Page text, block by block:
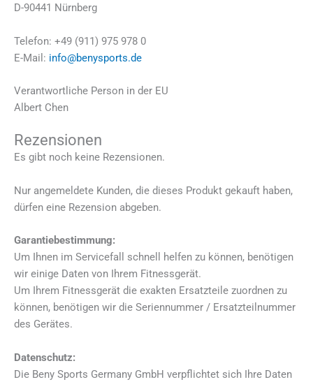
D-90441 Nürnberg
Telefon: +49 (911) 975 978 0
E-Mail: info@benysports.de
Verantwortliche Person in der EU
Albert Chen
Rezensionen
Es gibt noch keine Rezensionen.
Nur angemeldete Kunden, die dieses Produkt gekauft haben,
dürfen eine Rezension abgeben.
Garantiebestimmung:
Um Ihnen im Servicefall schnell helfen zu können, benötigen
wir einige Daten von Ihrem Fitnessgerät.
Um Ihrem Fitnessgerät die exakten Ersatzteile zuordnen zu
können, benötigen wir die Seriennummer / Ersatzteilnummer
des Gerätes.
Datenschutz:
Die Beny Sports Germany GmbH verpflichtet sich Ihre Daten